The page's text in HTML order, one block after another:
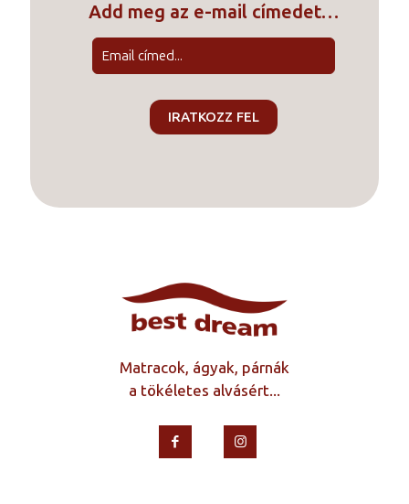
Add meg az e-mail címedet…
Matracok, ágyak, párnák
a tökéletes alvásért...